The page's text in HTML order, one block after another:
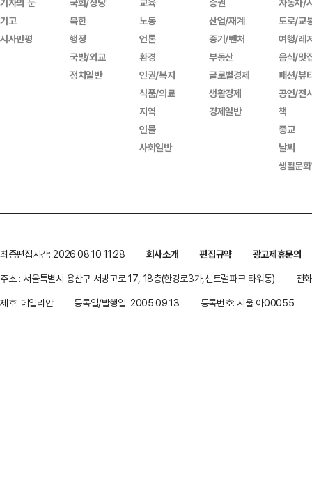
기고
시사만평
북한
행정
국방/외교
정치일반
노동
언론
환경
인권/복지
식품/의료
지역
인물
사회일반
산업/재계
중기/벤처
부동산
글로벌경제
생활경제
경제일반
도로/교
여행/레
음식/맛
패션/뷰
공연/전
책
종교
날씨
생활문
최종편집시간: 2026.08.10 11:28 회사소개 편집규약
광고제휴문의
주소 : 서울특별시 용산구 서빙고로 17, 18층(한강로3가,센트럴파크 타워동)
전
제호: 데일리안
등록일/발행일: 2005.09.13 등록번호: 서울 아00055